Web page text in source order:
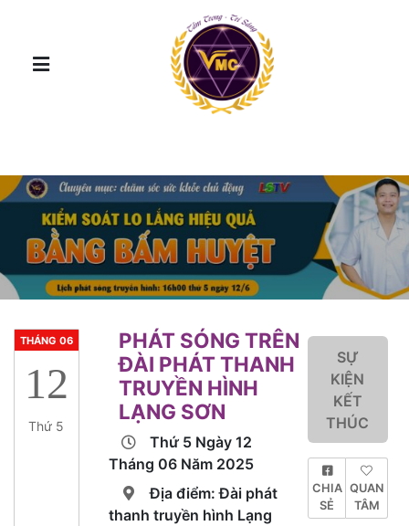
THÁNG 06
12
Thứ 5
PHÁT SÓNG TRÊN
ĐÀI PHÁT THANH
TRUYỀN HÌNH
LẠNG SƠN
Thứ 5 Ngày 12
Tháng 06 Năm 2025
Địa điểm: Đài phát
thanh truyền hình Lạng
SỰ
KIỆN
KẾT
THÚC
CHIA
SẺ
QUAN
TÂM